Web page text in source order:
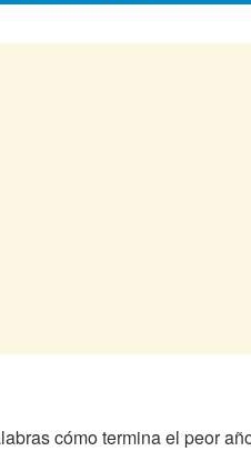
cómo termina el peor